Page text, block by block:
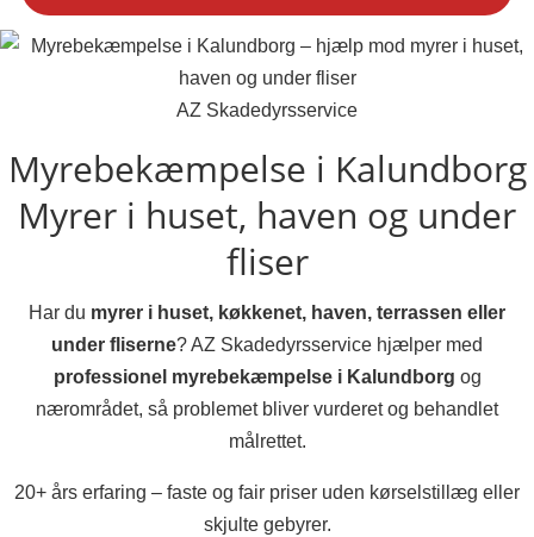
AZ Skadedyrsservice
Myrebekæmpelse i Kalundborg
Myrer i huset, haven og under
fliser
Har du myrer i huset, køkkenet, haven, terrassen eller
under fliserne? AZ Skadedyrsservice hjælper med
professionel myrebekæmpelse i Kalundborg og
nærområdet, så problemet bliver vurderet og behandlet
målrettet.
20+ års erfaring – faste og fair priser uden kørselstillæg eller
skjulte gebyrer.